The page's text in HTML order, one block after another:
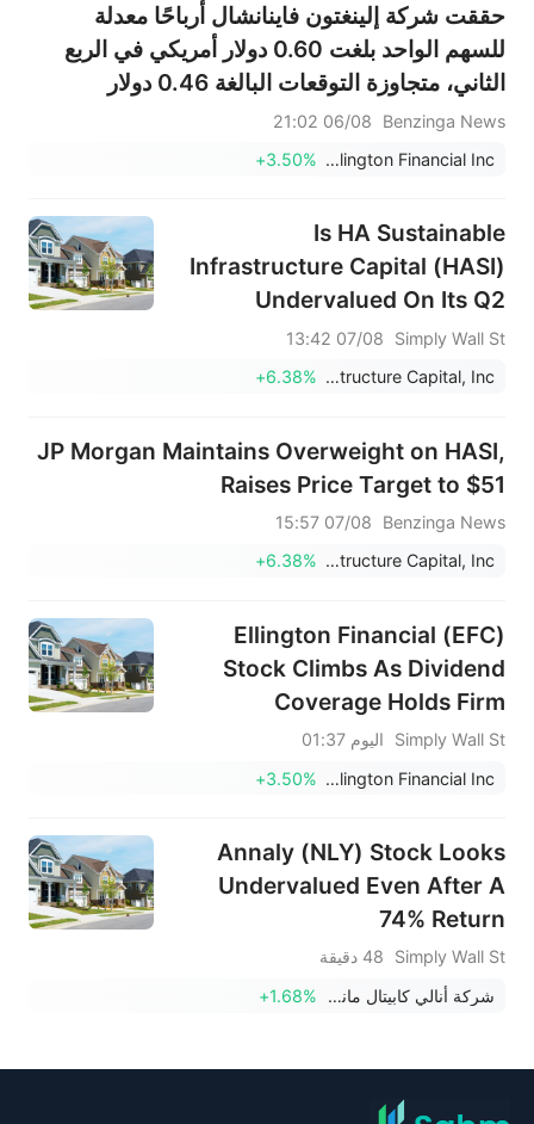
حققت شركة إلينغتون فاينانشال أرباحًا معدلة
للسهم الواحد بلغت 0.60 دولار أمريكي في الربع
الثاني، متجاوزة التوقعات البالغة 0.46 دولار
Benzinga News
06/08 21:02
Ellington Financial Inc.
+3.50%
Is HA Sustainable
Infrastructure Capital (HASI)
Undervalued On Its Q2
Earnings Beat?
Simply Wall St
07/08 13:42
HA Sustainable Infrastructure Capital, Inc.
+6.38%
JP Morgan Maintains Overweight on HASI,
Raises Price Target to $51
Benzinga News
07/08 15:57
HA Sustainable Infrastructure Capital, Inc.
+6.38%
Ellington Financial (EFC)
Stock Climbs As Dividend
Coverage Holds Firm
Simply Wall St
اليوم 01:37
Ellington Financial Inc.
+3.50%
Annaly (NLY) Stock Looks
Undervalued Even After A
74% Return
Simply Wall St
48 دقيقة
شركة أنالي كابيتال مانجمنت
+1.68%